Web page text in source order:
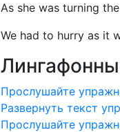
As she was turning
We had to hurry as it
Прослушайте
Развернуть текст
Прослушайте